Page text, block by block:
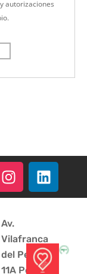
autorizaciones
Av.
Vilafranca
del Penedès
11A Polígono